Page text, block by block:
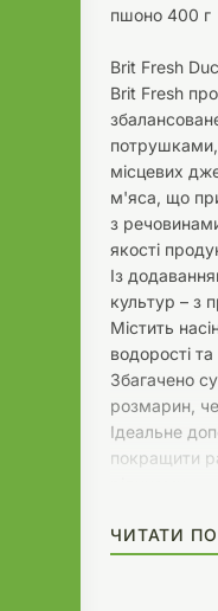
пшоно 400 г
Brit Fresh
Brit Fresh
місцевих
м'яса, що
з
якості
Із
культур – з
Містить
водорості
Збагачено
розмарин,
Ідеальне
покращити
ЧИТАТИ